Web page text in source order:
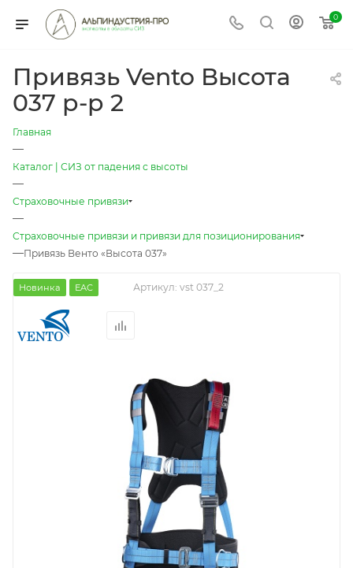
0
Привязь Vento Высота
037 р-р 2
Главная
—
Каталог | СИЗ от падения с высоты
—
Страховочные привязи
—
Страховочные привязи и привязи для позиционирования
—Привязь Венто «Высота 037»
Новинка EAC Артикул: vst 037_2